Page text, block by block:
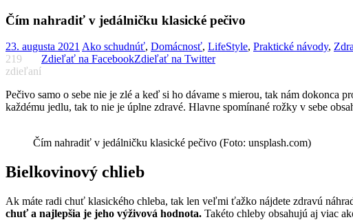
Čím nahradiť v jedálničku klasické pečivo
23. augusta 2021 Ako schudnúť, Domácnosť, LifeStyle, Praktické návody,
219
zdieľaní
Zdieľať na FacebookZdieľať na Twitter
Pečivo samo o sebe nie je zlé a keď si ho dávame s mierou, tak nám
každému jedlu, tak to nie je úplne zdravé. Hlavne spomínané rožky v sebe
Čím nahradiť v jedálničku klasické pečivo (Foto: unsplash.com)
Bielkovinový chlieb
Ak máte radi chuť klasického chleba, tak len veľmi ťažko nájdete zdravú
chuť a najlepšia je jeho výživová hodnota. Takéto chleby obsahujú aj viac